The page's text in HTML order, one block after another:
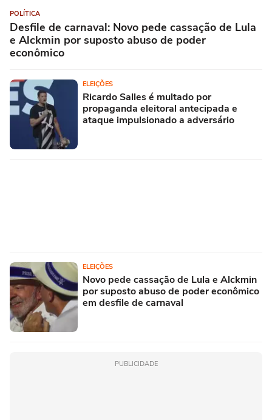
POLÍTICA
Desfile de carnaval: Novo pede cassação de Lula
e Alckmin por suposto abuso de poder
econômico
ELEIÇÕES
Ricardo Salles é multado por
propaganda eleitoral antecipada e
ataque impulsionado a adversário
ELEIÇÕES
Novo pede cassação de Lula e Alckmin
por suposto abuso de poder econômico
em desfile de carnaval
PUBLICIDADE